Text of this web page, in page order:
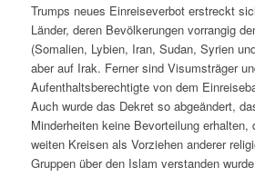
Trumps neues Einreiseverbot erstreckt
Länder, deren Bevölkerungen vorrangig
(Somalien, Lybien, Iran, Sudan, Syrien
aber auf Irak. Ferner sind Visumsträger
Aufenthaltsberechtigte von dem
Auch wurde das Dekret so abgeändert,
Minderheiten keine Bevorteilung erhalten,
weiten Kreisen als Vorziehen anderer
Gruppen über den Islam verstanden